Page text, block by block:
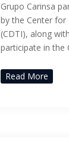
Grupo Carinsa
by the Center
(CDTI), along
participate in the
Read More